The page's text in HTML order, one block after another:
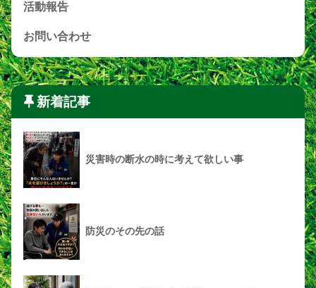
活動報告
お問い合わせ
新着記事
災害時の断水の時に考えて欲しい事
防災のその先の話